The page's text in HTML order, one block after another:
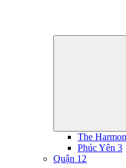
The
Phúc Yên 3
Quận 12